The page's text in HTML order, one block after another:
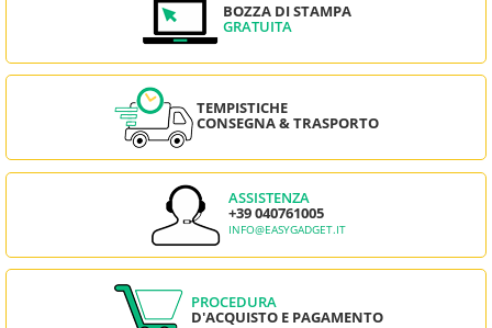
BOZZA DI STAMPA
GRATUITA
TEMPISTICHE
CONSEGNA & TRASPORTO
ASSISTENZA
+39 040761005
INFO@EASYGADGET.IT
PROCEDURA
D'ACQUISTO E PAGAMENTO